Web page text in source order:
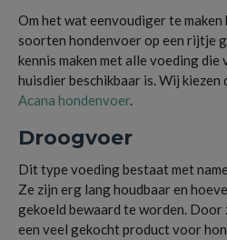
Om het wat eenvoudiger te
soorten hondenvoer op een rijtje
kennis maken met alle voeding
huisdier beschikbaar is. Wij
Acana hondenvoer.
Droogvoer
Dit type voeding bestaat met
Ze zijn erg lang houdbaar en
gekoeld bewaard te worden.
een veel gekocht product voor